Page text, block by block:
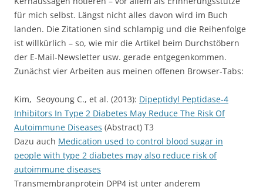
für mich selbst. Längst nicht alles davon wird im Buch
landen. Die Zitationen sind schlampig und die Reihenfolge
ist willkürlich – so, wie mir die Artikel beim Durchstöbern
der E-Mail-Newsletter usw. gerade entgegenkommen.
Zunächst vier Arbeiten aus meinen offenen Browser-Tabs:
Kim, Seoyoung C., et al. (2013): Dipeptidyl Peptidase-4
Inhibitors In Type 2 Diabetes May Reduce The Risk Of
Autoimmune Diseases (Abstract) T3
Dazu auch Medication used to control blood sugar in
people with type 2 diabetes may also reduce risk of
autoimmune diseases
Transmembranprotein DPP4 ist unter anderem